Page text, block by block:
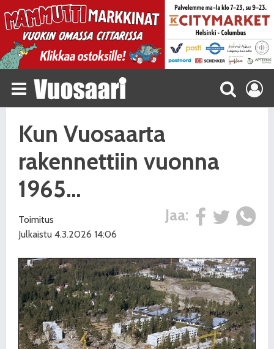
Kun Vuosaarta
rakennettiin vuonna
1965…
Jaa:
Toimitus
Julkaistu 4.3.2026 14:06